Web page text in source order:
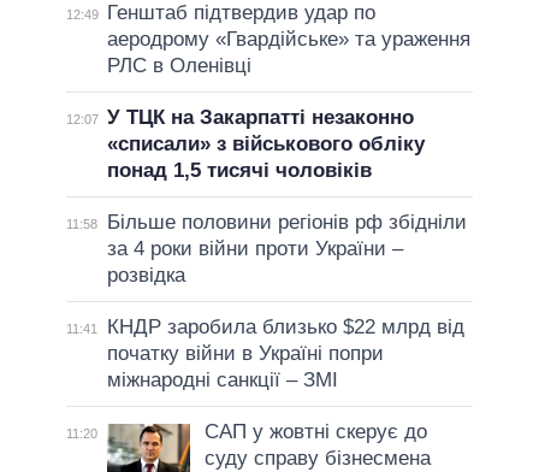
12:49
Генштаб підтвердив удар по
аеродрому «Гвардійське» та ураження
РЛС в Оленівці
12:07 У ТЦК на Закарпатті незаконно
«списали» з військового обліку
понад 1,5 тисячі чоловіків
11:58
Більше половини регіонів рф збідніли
за 4 роки війни проти України –
розвідка
11:41
КНДР заробила близько $22 млрд від
початку війни в Україні попри
міжнародні санкції – ЗМІ
11:20
САП у жовтні скерує до
суду справу бізнесмена